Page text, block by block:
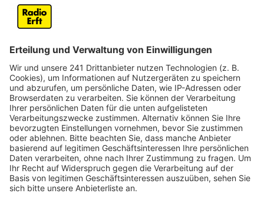
Mitteilung der Stadt im zuständigen Ausschuss ist
derzeit die Frage aber wieder offen, wie das passieren
Ursprünglich war ein Umbau bei laufendem Betrieb
geplant. Aus Sicht der Stadt ist das jedoch nicht zu
empfehlen, weil tiefgreifende bauliche Eingriffe nötig
sind. So soll die Heizung komplett erneuert und auf die
Wärmepumpentechnologie umgestellt werden.
Stattdessen wird nun eine Machbarkeitsstudie
durchgeführt. Sie soll drei Varianten untersuchen. Eine
Möglichkeit ist ein Neubau auf dem Schulgelände. Das
alte Gebäude würde dabei nicht abgerissen. Eine
zweite Option sieht den Abriss des alten Gebäudes